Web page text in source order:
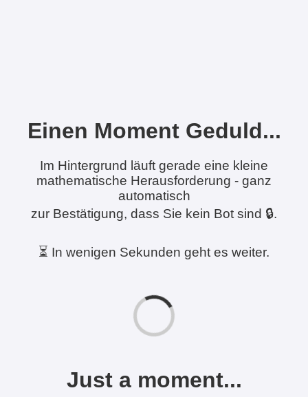
Einen Moment Geduld...
Im Hintergrund läuft gerade eine kleine
mathematische Herausforderung - ganz
automatisch
zur Bestätigung, dass Sie kein Bot sind 🔒.
⏳ In wenigen Sekunden geht es weiter.
Just a moment...